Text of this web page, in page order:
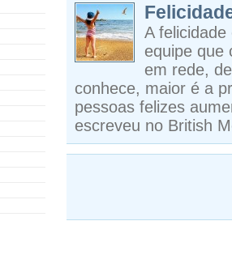
A
equipe que
em rede,
conhece, maior é a
pessoas felizes
escreveu no British